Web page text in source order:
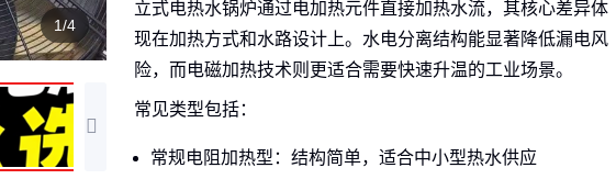
1/4
立式电热水锅炉通过电加热元件直接加热水流，其核心差异体
现在加热方式和水路设计上。水电分离结构能显著降低漏电风
险，而电磁加热技术则更适合需要快速升温的工业场景。
常见类型包括：
常规电阻加热型：结构简单，适合中小型热水供应